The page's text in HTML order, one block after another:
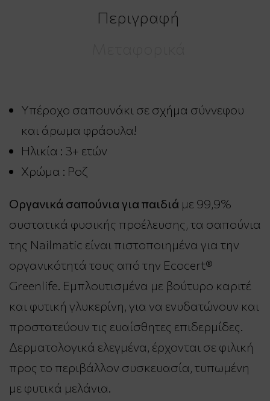
Περιγραφή
Υπέροχο σαπουνάκι σε σχήμα σύννεφου
και άρωμα φράουλα!
Ηλικία : 3+ ετών
Χρώμα : Ροζ
Οργανικά σαπούνια για παιδιά με 99,9%
συστατικά φυσικής προέλευσης, τα σαπούνια
της Nailmatic είναι πιστοποιημένα για την
οργανικότητά τους από την Ecocert®
Greenlife. Εμπλουτισμένα με βούτυρο καριτέ
και φυτική γλυκερίνη, για να ενυδατώνουν και
προστατεύουν τις ευαίσθητες επιδερμίδες.
Δερματολογικά ελεγμένα, έρχονται σε φιλική
προς το περιβάλλον συσκευασία, τυπωμένη
με φυτικά μελάνια.